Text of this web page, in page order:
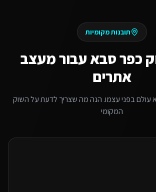
תובנות מקומיות
כפר סבאעבורמעצב
אתרים
עולם בפני עצמו. הנה מה שצריך לדעת על השוק
המקומי